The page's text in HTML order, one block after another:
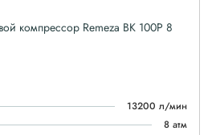
компрессор Remeza ВК 100Р 8
13200 л/мин
8 атм